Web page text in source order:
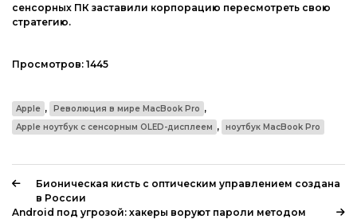
сенсорных ПК заставили корпорацию пересмотреть свою
стратегию.
Просмотров: 1445
Apple , Революция в мире MacBook Pro ,
Apple ноутбук с сенсорным OLED-дисплеем , ноутбук MacBook Pro
Бионическая кисть с оптическим управлением создана
в России
Android под угрозой: хакеры воруют пароли методом